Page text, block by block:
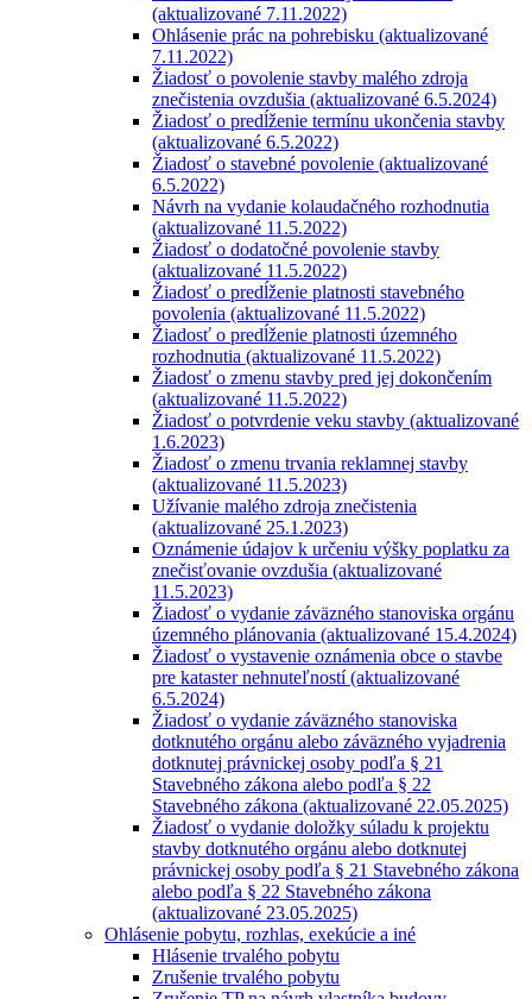
(aktualizované 7.11.2022)
Ohlásenie prác na pohrebisku (aktualizované
7.11.2022)
Žiadosť o povolenie stavby malého zdroja
znečistenia ovzdušia (aktualizované 6.5.2024)
Žiadosť o predĺženie termínu ukončenia stavby
(aktualizované 6.5.2022)
Žiadosť o stavebné povolenie (aktualizované
6.5.2022)
Návrh na vydanie kolaudačného rozhodnutia
(aktualizované 11.5.2022)
Žiadosť o dodatočné povolenie stavby
(aktualizované 11.5.2022)
Žiadosť o predĺženie platnosti stavebného
povolenia (aktualizované 11.5.2022)
Žiadosť o predĺženie platnosti územného
rozhodnutia (aktualizované 11.5.2022)
Žiadosť o zmenu stavby pred jej dokončením
(aktualizované 11.5.2022)
Žiadosť o potvrdenie veku stavby (aktualizované
1.6.2023)
Žiadosť o zmenu trvania reklamnej stavby
(aktualizované 11.5.2023)
Užívanie malého zdroja znečistenia
(aktualizované 25.1.2023)
Oznámenie údajov k určeniu výšky poplatku za
znečisťovanie ovzdušia (aktualizované
11.5.2023)
Žiadosť o vydanie záväzného stanoviska orgánu
územného plánovania (aktualizované 15.4.2024)
Žiadosť o vystavenie oznámenia obce o stavbe
pre kataster nehnuteľností (aktualizované
6.5.2024)
Žiadosť o vydanie záväzného stanoviska
dotknutého orgánu alebo záväzného vyjadrenia
dotknutej právnickej osoby podľa § 21
Stavebného zákona alebo podľa § 22
Stavebného zákona (aktualizované 22.05.2025)
Žiadosť o vydanie doložky súladu k projektu
stavby dotknutého orgánu alebo dotknutej
právnickej osoby podľa § 21 Stavebného zákona
alebo podľa § 22 Stavebného zákona
(aktualizované 23.05.2025)
Ohlásenie pobytu, rozhlas, exekúcie a iné
Hlásenie trvalého pobytu
Zrušenie trvalého pobytu